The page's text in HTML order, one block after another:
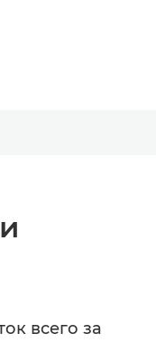
всего за